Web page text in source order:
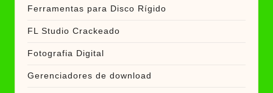
Ferramentas para Disco Rígido
FL Studio Crackeado
Fotografia Digital
Gerenciadores de download